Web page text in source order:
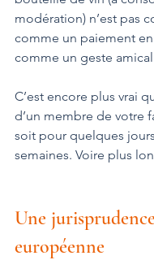
modération) n’est pas
comme un paiement
comme un geste
C’est encore plus vrai
d’un membre de votre
soit pour quelques
semaines. Voire plus
Une jurisprudence
européenne